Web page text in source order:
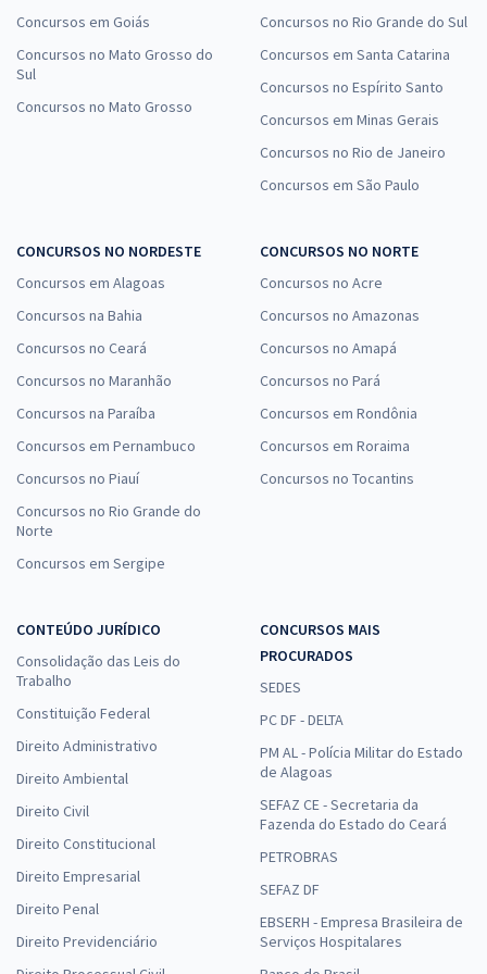
Concursos em Goiás
Concursos no Mato Grosso do
Sul
Concursos no Mato Grosso
Concursos no Rio Grande do Sul
Concursos em Santa Catarina
Concursos no Espírito Santo
Concursos em Minas Gerais
Concursos no Rio de Janeiro
Concursos em São Paulo
CONCURSOS NO NORDESTE
Concursos em Alagoas
Concursos na Bahia
Concursos no Ceará
Concursos no Maranhão
Concursos na Paraíba
Concursos em Pernambuco
Concursos no Piauí
Concursos no Rio Grande do
Norte
Concursos em Sergipe
CONCURSOS NO NORTE
Concursos no Acre
Concursos no Amazonas
Concursos no Amapá
Concursos no Pará
Concursos em Rondônia
Concursos em Roraima
Concursos no Tocantins
CONTEÚDO JURÍDICO
Consolidação das Leis do
Trabalho
Constituição Federal
Direito Administrativo
Direito Ambiental
Direito Civil
Direito Constitucional
Direito Empresarial
Direito Penal
Direito Previdenciário
CONCURSOS MAIS
PROCURADOS
SEDES
PC DF - DELTA
PM AL - Polícia Militar do Estado
de Alagoas
SEFAZ CE - Secretaria da
Fazenda do Estado do Ceará
PETROBRAS
SEFAZ DF
EBSERH - Empresa Brasileira de
Serviços Hospitalares